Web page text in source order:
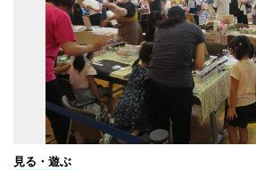
見る・遊ぶ